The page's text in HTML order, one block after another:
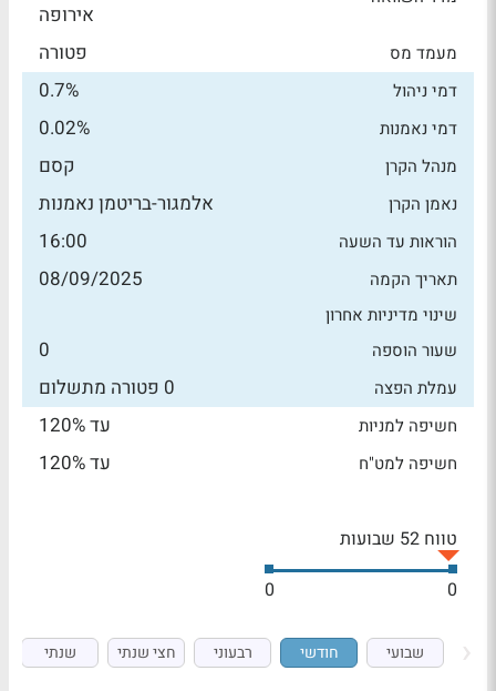
אירופה
מעמד מס פטורה
דמי ניהול 0.7%
דמי נאמנות 0.02%
מנהל הקרן קסם
נאמן הקרן אלמגור-בריטמן נאמנות
הוראות עד השעה 16:00
תאריך הקמה 08/09/2025
שינוי מדיניות אחרון
שעור הוספה
0
עמלת הפצה 0 פטורה מתשלום
חשיפה למניות עד 120%
חשיפה למט"ח עד 120%
טווח 52 שבועות
0
0
שבועי חודשי רבעוני חצי שנתי שנתי